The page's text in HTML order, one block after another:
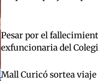
Pesar por el
exfuncionaria del
Mall Curicó sortea